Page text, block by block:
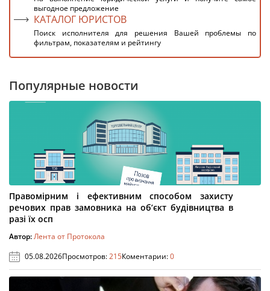
выгодное предложение
КАТАЛОГ ЮРИСТОВ
Поиск исполнителя для решения Вашей проблемы по
фильтрам, показателям и рейтингу
Популярные новости
Правомірним і ефективним способом захисту
речових прав замовника на об’єкт будівництва в
разі їх осп
Автор:Лента от Протокола
05.08.2026Просмотров:215Коментарии:0